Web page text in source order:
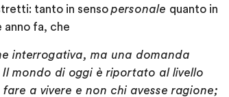
tanto in senso personale quanto in
anno fa, che
interrogativa, ma una domanda
Il mondo di oggi è riportato al livello
a vivere e non chi avesse ragione;